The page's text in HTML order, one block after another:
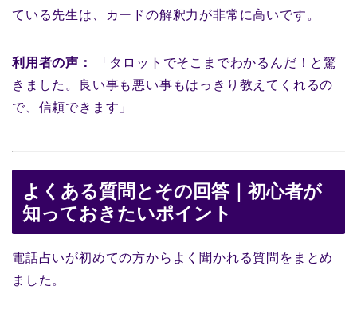
ている先生は、カードの解釈力が非常に高いです。
利用者の声：
「タロットでそこまでわかるんだ！と驚
きました。良い事も悪い事もはっきり教えてくれるの
で、信頼できます」
よくある質問とその回答｜初心者が
知っておきたいポイント
電話占いが初めての方からよく聞かれる質問をまとめ
ました。